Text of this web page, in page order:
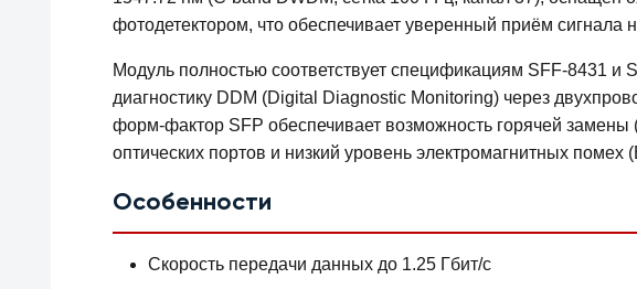
фотодетектором, что обеспечивает уверенный приём сигнала
Модуль полностью соответствует спецификациям SFF-8431
диагностику DDM (Digital Diagnostic Monitoring) через
форм-фактор SFP обеспечивает возможность горячей замены
оптических портов и низкий уровень электромагнитных помех
Особенности
Скорость передачи данных до 1.25 Гбит/с